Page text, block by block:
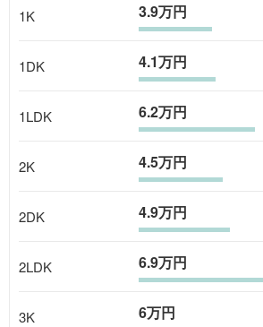
1K 3.9万円
1DK 4.1万円
1LDK 6.2万円
2K 4.5万円
2DK 4.9万円
2LDK 6.9万円
3K 6万円